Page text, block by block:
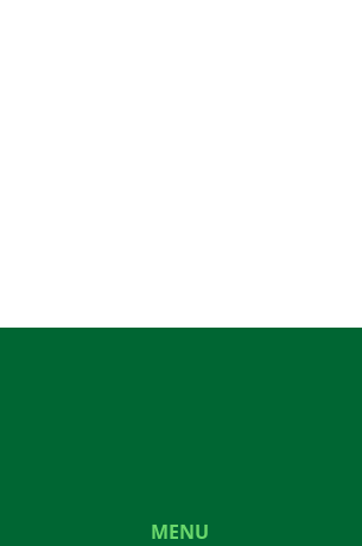
MENU